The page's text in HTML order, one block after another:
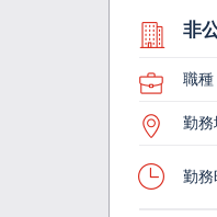
非
職種
勤務
勤務